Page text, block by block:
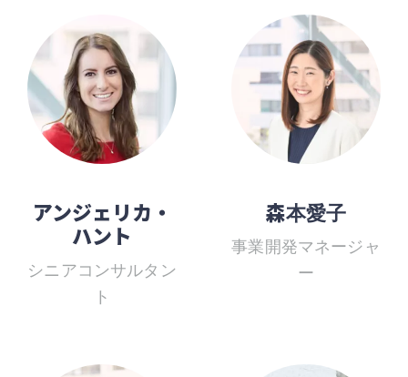
アンジェリカ・
ハント
シニアコンサルタン
ト
森本愛子
事業開発マネージャ
ー